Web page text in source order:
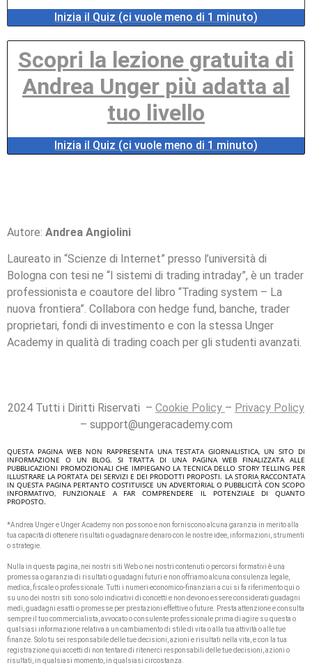
Inizia il Quiz (ci vuole meno di 1 minuto)
Scopri la lezione gratuita di
Andrea Unger più adatta al
tuo livello
Inizia il Quiz (ci vuole meno di 1 minuto)
Autore: Andrea Angiolini
Laureato in “Scienze di Internet” presso l’università di
Bologna con tesi ne “I sistemi di trading intraday”, è un trader
professionista e coautore del libro “Trading system – La
nuova frontiera”. Collabora con hedge fund, banche, trader
proprietari, fondi di investimento e con la stessa Unger
Academy in qualità di trading coach per gli studenti avanzati.
2024 Tutti i Diritti Riservati – Cookie Policy – Privacy Policy
– support@ungeracademy.com
QUESTA PAGINA WEB NON RAPPRESENTA UNA TESTATA GIORNALISTICA, UN SITO DI
INFORMAZIONE O UN BLOG. SI TRATTA DI UNA PAGINA WEB FINALIZZATA ALLE
PUBBLICAZIONI PROMOZIONALI CHE IMPIEGANO LA TECNICA DELLO STORY TELLING PER
ILLUSTRARE LA PORTATA DEI SERVIZI E DEI PRODOTTI PROPOSTI. LA STORIA RACCONTATA
IN QUESTA PAGINA PERTANTO COSTITUISCE UN ADVERTORIAL O PUBBLICITÀ CON SCOPO
INFORMATIVO, FUNZIONALE A FAR COMPRENDERE IL POTENZIALE DI QUANTO
PROPOSTO.
*Andrea Unger e Unger Academy non possono e non forniscono alcuna garanzia in merito alla
tua capacità di ottenere risultati o guadagnare denaro con le nostre idee, informazioni, strumenti
o strategie.
Nulla in questa pagina, nei nostri siti Web o nei nostri contenuti o percorsi formativi è una
promessa o garanzia di risultati o guadagni futuri e non offriamo alcuna consulenza legale,
medica, fiscale o professionale. Tutti i numeri economico-finanziari a cui si fa riferimento qui o
su uno dei nostri siti sono solo indicativi di concetti e non devono essere considerati guadagni
medi, guadagni esatti o promesse per prestazioni effettive o future. Presta attenzione e consulta
sempre il tuo commercialista, avvocato o consulente professionale prima di agire su questa o
qualsiasi informazione relativa a un cambiamento di stile di vita o alla tua attività o alle tue
finanze. Solo tu sei responsabile delle tue decisioni, azioni e risultati nella vita, e con la tua
registrazione qui accetti di non tentare di ritenerci responsabili delle tue decisioni, azioni o
risultati, in qualsiasi momento, in qualsiasi circostanza.